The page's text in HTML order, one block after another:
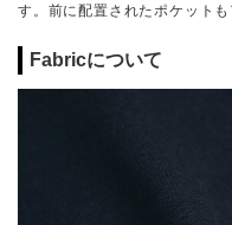
す。前に配置されたポケットも
Fabricについて